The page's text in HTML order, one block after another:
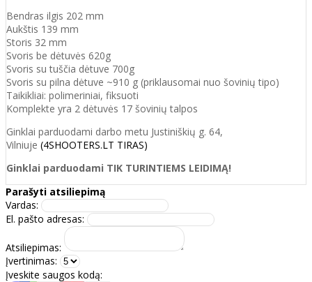
Bendras ilgis 202 mm
Aukštis 139 mm
Storis 32 mm
Svoris be dėtuvės 620g
Svoris su tuščia dėtuve 700g
Svoris su pilna dėtuve ~910 g (priklausomai nuo šovinių tipo)
Taikikliai: polimeriniai, fiksuoti
Komplekte yra 2 dėtuvės 17 šovinių talpos
Ginklai parduodami darbo metu Justiniškių g. 64,
Vilniuje (4SHOOTERS.LT TIRAS)
Ginklai parduodami TIK TURINTIEMS LEIDIMĄ!
Parašyti atsiliepimą
Vardas:
El. pašto adresas:
Atsiliepimas:
Įvertinimas:
Įveskite saugos kodą: